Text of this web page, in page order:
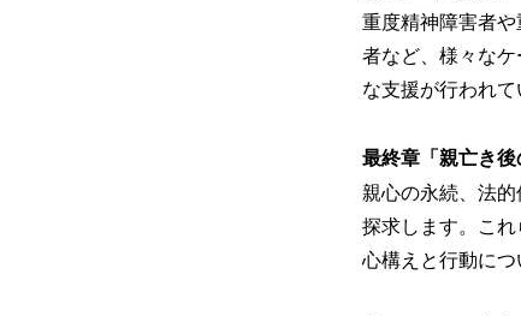
重度精神障害者
者など、様々な
な支援が行われ
最終章「親亡き後
親心の永続、法
探求します。こ
心構えと行動につ